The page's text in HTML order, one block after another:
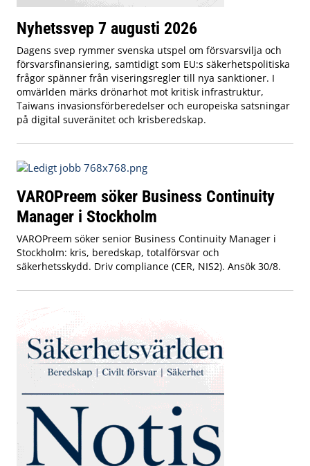
Nyhetssvep 7 augusti 2026
Dagens svep rymmer svenska utspel om försvarsvilja och
försvarsfinansiering, samtidigt som EU:s säkerhetspolitiska
frågor spänner från viseringsregler till nya sanktioner. I
omvärlden märks drönarhot mot kritisk infrastruktur,
Taiwans invasionsförberedelser och europeiska satsningar
på digital suveränitet och krisberedskap.
VAROPreem söker Business Continuity
Manager i Stockholm
VAROPreem söker senior Business Continuity Manager i
Stockholm: kris, beredskap, totalförsvar och
säkerhetsskydd. Driv compliance (CER, NIS2). Ansök 30/8.